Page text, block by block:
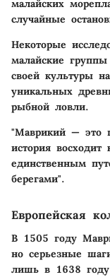
малайских
случайные
Некоторые
малайские
своей культуры
уникальных
рыбной ловли.
"Маврикий — это
история
единственным
берегами".
Европейская
В 1505 году
но серьезные
лишь в 1638